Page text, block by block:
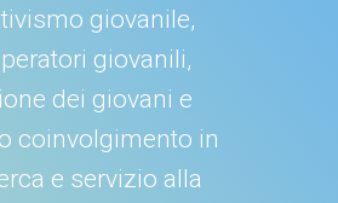
giovanile,
giovanili,
dei giovani e
coinvolgimento in
e servizio alla